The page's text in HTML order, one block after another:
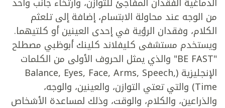
من الوجه عند محاولة الابتسام، إضافة إلى تلعثم
الكلام، وفقدان الرؤية في إحدى العينين أو كلتيهما.
ويستخدم مستشفى كليفلاند كلينك أبوظبي مصطلح
"BE FAST" والذي يمثل الحروف الأولى من الكلمات
الإنجليزية (Balance, Eyes, Face, Arms, Speech,
Time) والتي تعتي التوازن، والعينين، والوجه،
والذراعين، والكلام، والوقت، وذلك لمساعدة الأشخاص